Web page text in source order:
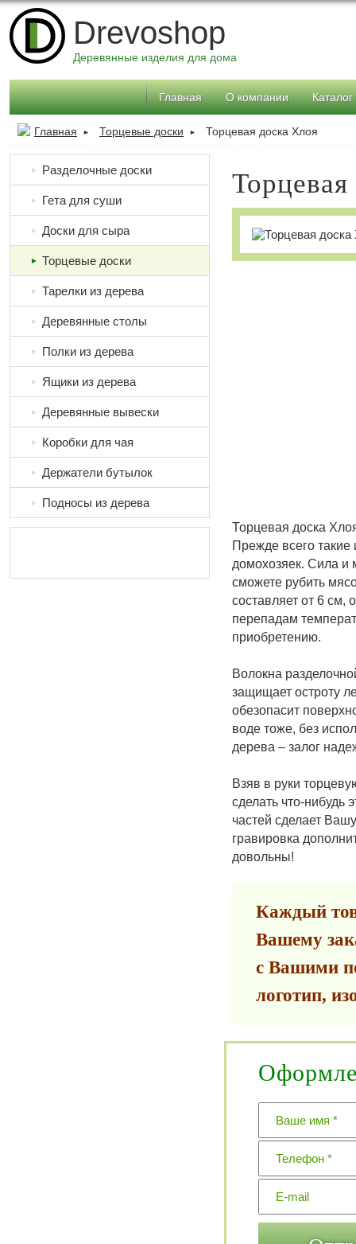
Drevoshop
Деревянные изделия для дома
Главная О компании Каталог
Главная ► Торцевые доски ► Торцевая доска Хлоя
► Разделочные доски
► Гета для суши
► Доски для сыра
► Торцевые доски
► Тарелки из дерева
► Деревянные столы
► Полки из дерева
► Ящики из дерева
► Деревянные вывески
► Коробки для чая
► Держатели бутылок
► Подносы из дерева
Торцевая доска
Прежде всего
домохозяек. Сила и
сможете рубить
составляет от 6 см,
перепадам
приобретению.
Волокна
защищает остроту
обезопасит
воде тоже, без
дерева – залог
Взяв в руки
сделать что-нибудь
частей сделает
гравировка
довольны!
Каждый
Вашему
с Вашими
логотип,